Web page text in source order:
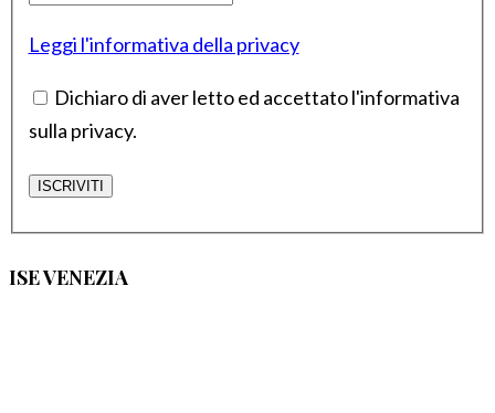
Leggi l'informativa della privacy
Dichiaro di aver letto ed accettato l'informativa
sulla privacy.
ISE VENEZIA